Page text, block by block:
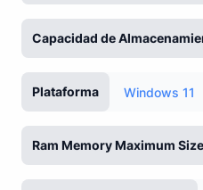
Capacidad de
Plataforma Windows 11
Ram Memory Maximum Size